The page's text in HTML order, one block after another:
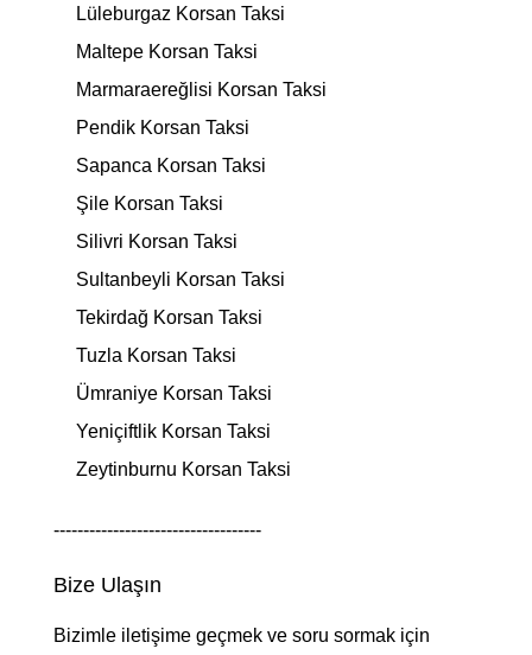
Lüleburgaz Korsan Taksi
Maltepe Korsan Taksi
Marmaraereğlisi Korsan Taksi
Pendik Korsan Taksi
Sapanca Korsan Taksi
Şile Korsan Taksi
Silivri Korsan Taksi
Sultanbeyli Korsan Taksi
Tekirdağ Korsan Taksi
Tuzla Korsan Taksi
Ümraniye Korsan Taksi
Yeniçiftlik Korsan Taksi
Zeytinburnu Korsan Taksi
-----------------------------------
Bize Ulaşın
Bizimle iletişime geçmek ve soru sormak için